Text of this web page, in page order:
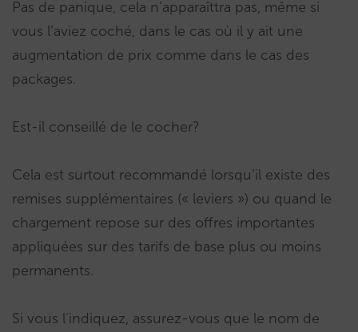
Pas de panique, cela n’apparaîttra pas, même si
vous l’aviez coché, dans le cas où il y ait une
augmentation de prix comme dans le cas des
packages.
Est-il conseillé de le cocher?
Cela est surtout recommandé lorsqu’il existe des
remises supplémentaires (« leviers ») ou quand le
chargement repose sur des offres importantes
appliquées sur des tarifs de base plus ou moins
permanents.
Si vous l’indiquez, assurez-vous que le nom de